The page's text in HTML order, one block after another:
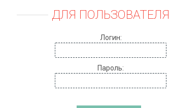
ДЛЯ ПОЛЬЗОВАТЕЛЯ
Логин:
Пароль: